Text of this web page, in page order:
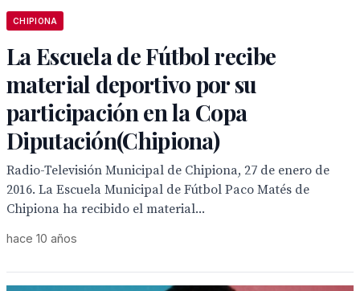
CHIPIONA
La Escuela de Fútbol recibe
material deportivo por su
participación en la Copa
Diputación(Chipiona)
Radio-Televisión Municipal de Chipiona, 27 de enero de
2016. La Escuela Municipal de Fútbol Paco Matés de
Chipiona ha recibido el material...
hace 10 años